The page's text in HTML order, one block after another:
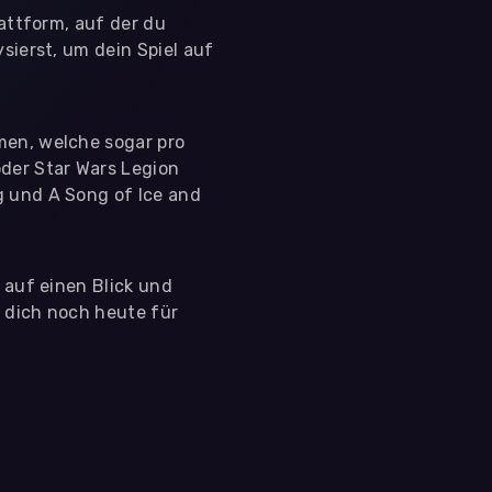
auf der du
um dein Spiel auf
welche sogar pro
Star Wars Legion
und A Song of Ice and
auf einen Blick und
dich noch heute für